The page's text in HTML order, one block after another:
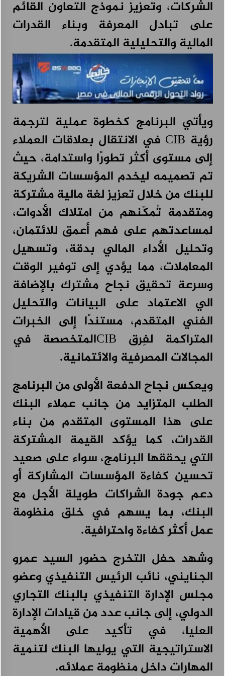
علامة CHERY تقدم دليلاً للقيادة خلال فصل الصيف،
أغسطس 3, 2026
الشركات، وتعزيز نموذج التعاون القائم
على تبادل المعرفة وبناء القدرات
المالية والتحليلية المتقدمة.
ويأتي البرنامج كخطوة عملية لترجمة
رؤية CIB في الانتقال بعلاقات العملاء
إلى مستوى أكثر تطورًا واستدامة، حيث
تم تصميمه ليخدم المؤسسات الشريكة
للبنك من خلال تعزيز لغة مالية مشتركة
ومتقدمة تُمكّنهم من امتلاك الأدوات،
لمساعدتهم على فهم أعمق للائتمان،
وتحليل الأداء المالي بدقة، وتسهيل
المعاملات، مما يؤدي إلى توفير الوقت
وسرعة تحقيق نجاح مشترك بالإضافة
الي الاعتماد على البيانات والتحليل
الفني المتقدم، مستندًا إلى الخبرات
المتراكمة لفِرق CIBالمتخصصة في
المجالات المصرفية والائتمانية.
ويعكس نجاح الدفعة الأولى من البرنامج
الطلب المتزايد من جانب عملاء البنك
على هذا المستوى المتقدم من بناء
القدرات، كما يؤكد القيمة المشتركة
التي يحققها البرنامج، سواء على صعيد
تحسين كفاءة المؤسسات المشاركة أو
دعم جودة الشراكات طويلة الأجل مع
البنك، بما يسهم في خلق منظومة
عمل أكثر كفاءة واحترافية.
وشهد حفل التخرج حضور السيد عمرو
الجنايني، نائب الرئيس التنفيذي وعضو
مجلس الإدارة التنفيذي بالبنك التجاري
الدولي، إلى جانب عدد من قيادات الإدارة
العليا، في تأكيد على الأهمية
الاستراتيجية التي يوليها البنك لتنمية
المهارات داخل منظومة عملائه.